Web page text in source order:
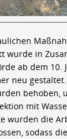
wurde in
ab dem 10.
neu
behoben,
mit
wurden die
sodass